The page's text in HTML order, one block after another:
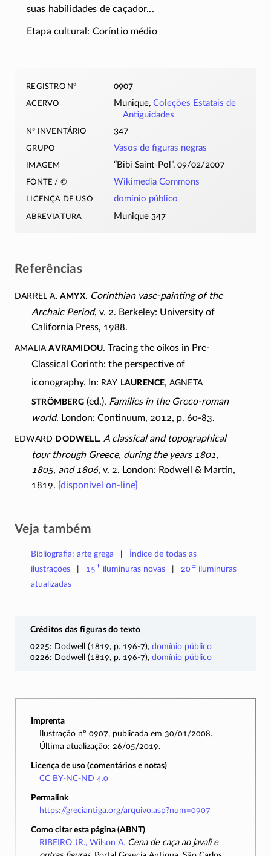
suas habilidades de caçador...
Etapa cultural: Coríntio médio
registro nº 0907
acervo Munique,Coleções Estatais de
Antiguidades
nº inventário 347
grupo Vasos de figuras negras
imagem “Bibi Saint-Pol”, 09/02/2007
fonte / © Wikimedia Commons
licença de uso domínio público
abreviatura Munique 347
Referências
Darrel A. Amyx. Corinthian vase-paintingof the
Archaic Period, v. 2. Berkeley: University of
California Press, 1988.
AmaliaAvramidou. Tracing the oikos in Pre-
Classical Corinth: the perspective of
iconography. In: Ray Laurence, Agneta
Strömberg(ed.), Families in the Greco-roman
world. London: Continuum, 2012, p. 60-83.
Edward Dodwell. A classical and topographical
tour through Greece, during the years 1801,
1805, and 1806, v. 2. London: Rodwell & Martin,
1819. [disponível on-line]
Veja também
Bibliografia: arte grega
Índice de todas as
ilustrações
15+ iluminuras novas 20±iluminuras
atualizadas
Créditos das figuras do texto
0225: Dodwell (1819, p. 196-7), domínio público
0226: Dodwell (1819, p. 196-7), domínio público
Imprenta
Ilustração nº 0907, publicada em 30/01/2008.
Última atualização: 26/05/2019.
Licença de uso (comentários e notas)
CC BY-NC-ND 4.0
Permalink
https://greciantiga.org/arquivo.asp?num=0907
Como citar esta página (ABNT)
RIBEIRO JR., Wilson A. Cena de caça ao javali e